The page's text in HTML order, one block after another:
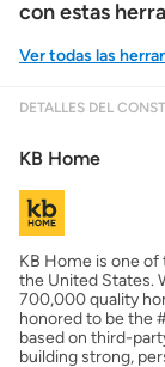
con estas
Calcular mi
DETALLES DEL
KB Home
KB Home is one
the United States.
700,000 quality
honored to be the
based on third-
building strong,